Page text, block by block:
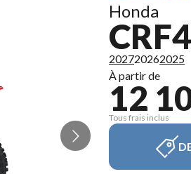
Honda
202720262025
À partir de
12
Tous frais inclus